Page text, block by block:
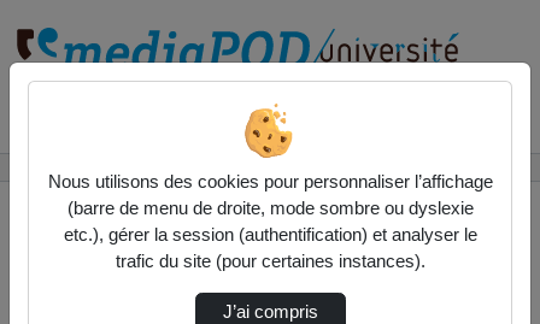
Nous utilisons des cookies pour personnaliser l’affichage
(barre de menu de droite, mode sombre ou dyslexie
etc.), gérer la session (authentification) et analyser le
trafic du site (pour certaines instances).
J’ai compris